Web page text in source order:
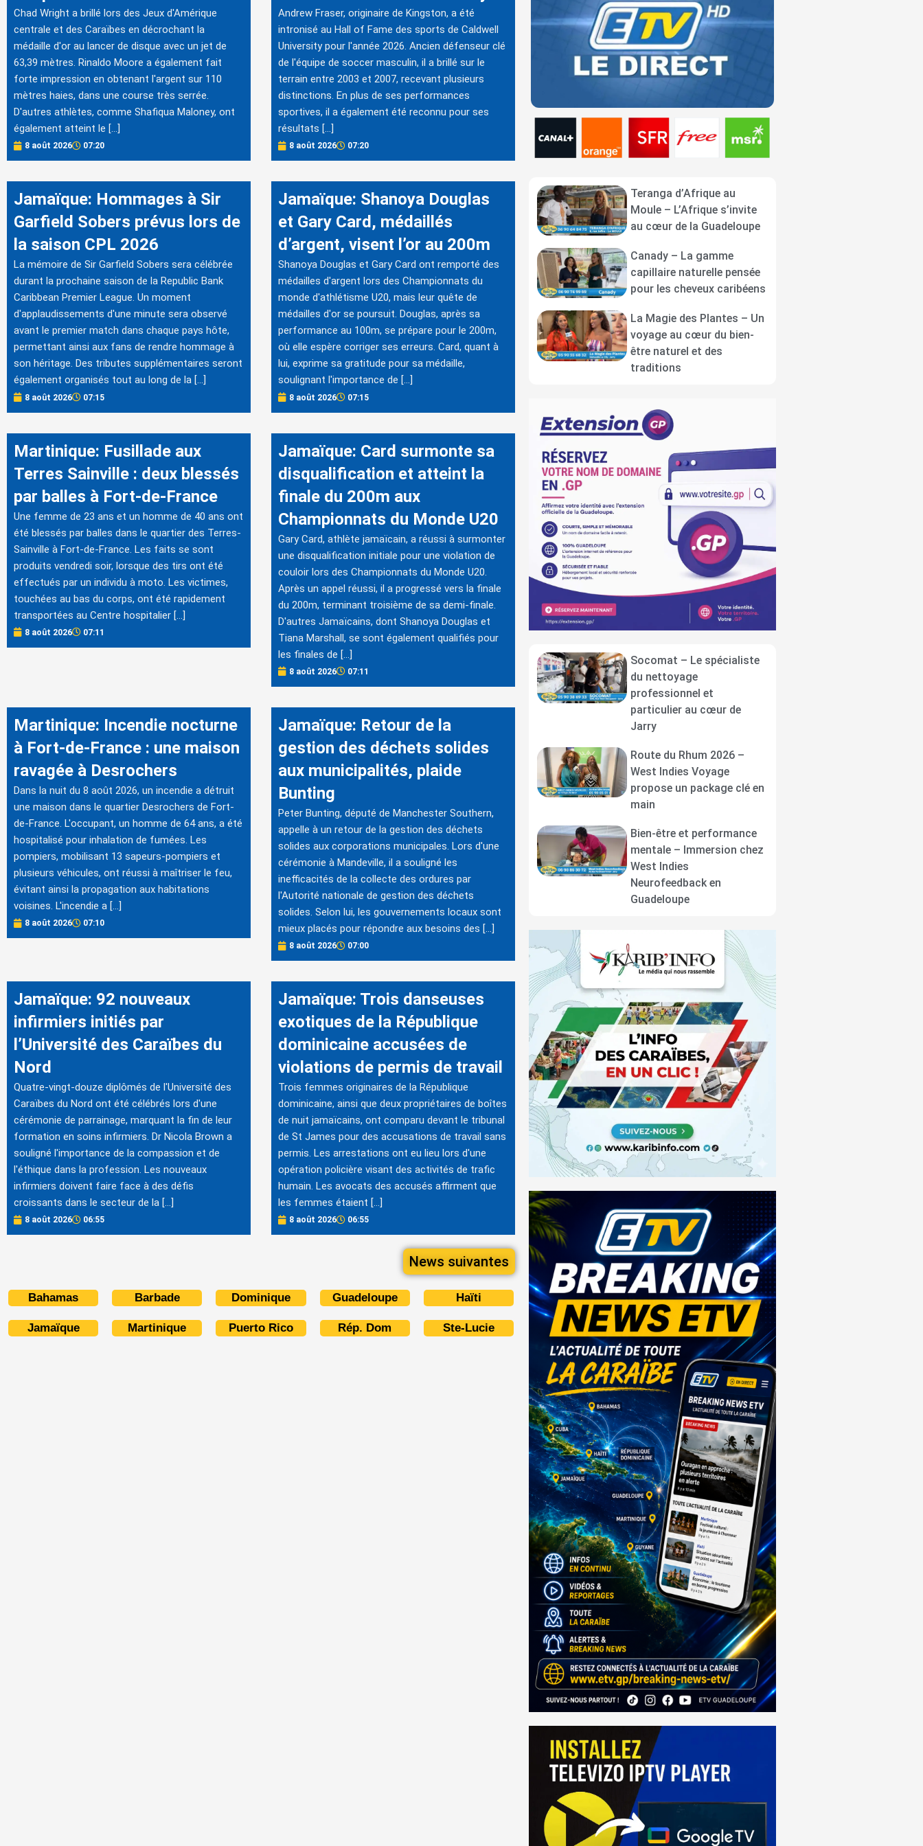
Chad Wright a brillé lors des Jeux d'Amérique
centrale et des Caraïbes en décrochant la
médaille d'or au lancer de disque avec un jet de
63,39 mètres. Rinaldo Moore a également fait
forte impression en obtenant l'argent sur 110
mètres haies, dans une course très serrée.
D'autres athlètes, comme Shafiqua Maloney, ont
également atteint le […]
8 août 2026 07:20
Andrew Fraser, originaire de Kingston, a été
intronisé au Hall of Fame des sports de Caldwell
University pour l'année 2026. Ancien défenseur clé
de l'équipe de soccer masculin, il a brillé sur le
terrain entre 2003 et 2007, recevant plusieurs
distinctions. En plus de ses performances
sportives, il a également été reconnu pour ses
résultats […]
8 août 2026 07:20
Jamaïque: Hommages à Sir
Garfield Sobers prévus lors de
la saison CPL 2026
La mémoire de Sir Garfield Sobers sera célébrée
durant la prochaine saison de la Republic Bank
Caribbean Premier League. Un moment
d'applaudissements d'une minute sera observé
avant le premier match dans chaque pays hôte,
permettant ainsi aux fans de rendre hommage à
son héritage. Des tributes supplémentaires seront
également organisés tout au long de la […]
8 août 2026 07:15
Jamaïque: Shanoya Douglas
et Gary Card, médaillés
d’argent, visent l’or au 200m
Shanoya Douglas et Gary Card ont remporté des
médailles d'argent lors des Championnats du
monde d'athlétisme U20, mais leur quête de
médailles d'or se poursuit. Douglas, après sa
performance au 100m, se prépare pour le 200m,
où elle espère corriger ses erreurs. Card, quant à
lui, exprime sa gratitude pour sa médaille,
soulignant l'importance de […]
8 août 2026 07:15
Martinique: Fusillade aux
Terres Sainville : deux blessés
par balles à Fort-de-France
Une femme de 23 ans et un homme de 40 ans ont
été blessés par balles dans le quartier des Terres-
Sainville à Fort-de-France. Les faits se sont
produits vendredi soir, lorsque des tirs ont été
effectués par un individu à moto. Les victimes,
touchées au bas du corps, ont été rapidement
transportées au Centre hospitalier […]
8 août 2026 07:11
Jamaïque: Card surmonte sa
disqualification et atteint la
finale du 200m aux
Championnats du Monde U20
Gary Card, athlète jamaïcain, a réussi à surmonter
une disqualification initiale pour une violation de
couloir lors des Championnats du Monde U20.
Après un appel réussi, il a progressé vers la finale
du 200m, terminant troisième de sa demi-finale.
D'autres Jamaïcains, dont Shanoya Douglas et
Tiana Marshall, se sont également qualifiés pour
les finales de […]
8 août 2026 07:11
Martinique: Incendie nocturne
à Fort-de-France : une maison
ravagée à Desrochers
Dans la nuit du 8 août 2026, un incendie a détruit
une maison dans le quartier Desrochers de Fort-
de-France. L'occupant, un homme de 64 ans, a été
hospitalisé pour inhalation de fumées. Les
pompiers, mobilisant 13 sapeurs-pompiers et
plusieurs véhicules, ont réussi à maîtriser le feu,
évitant ainsi la propagation aux habitations
voisines. L'incendie a […]
8 août 2026 07:10
Jamaïque: Retour de la
gestion des déchets solides
aux municipalités, plaide
Bunting
Peter Bunting, député de Manchester Southern,
appelle à un retour de la gestion des déchets
solides aux corporations municipales. Lors d'une
cérémonie à Mandeville, il a souligné les
inefficacités de la collecte des ordures par
l'Autorité nationale de gestion des déchets
solides. Selon lui, les gouvernements locaux sont
mieux placés pour répondre aux besoins des […]
8 août 2026 07:00
Jamaïque: 92 nouveaux
infirmiers initiés par
l’Université des Caraïbes du
Nord
Quatre-vingt-douze diplômés de l'Université des
Caraïbes du Nord ont été célébrés lors d'une
cérémonie de parrainage, marquant la fin de leur
formation en soins infirmiers. Dr Nicola Brown a
souligné l'importance de la compassion et de
l'éthique dans la profession. Les nouveaux
infirmiers doivent faire face à des défis
croissants dans le secteur de la […]
8 août 2026 06:55
Jamaïque: Trois danseuses
exotiques de la République
dominicaine accusées de
violations de permis de travail
Trois femmes originaires de la République
dominicaine, ainsi que deux propriétaires de boîtes
de nuit jamaïcains, ont comparu devant le tribunal
de St James pour des accusations de travail sans
permis. Les arrestations ont eu lieu lors d'une
opération policière visant des activités de trafic
humain. Les avocats des accusés affirment que
les femmes étaient […]
8 août 2026 06:55
News suivantes
Bahamas Barbade Dominique Guadeloupe Haïti
Jamaïque Martinique Puerto Rico Rép. Dom Ste-Lucie
Teranga d’Afrique au
Moule – L’Afrique s’invite
au cœur de la Guadeloupe
Canady – La gamme
capillaire naturelle pensée
pour les cheveux caribéens
La Magie des Plantes – Un
voyage au cœur du bien-
être naturel et des
traditions
Socomat – Le spécialiste
du nettoyage
professionnel et
particulier au cœur de
Jarry
Route du Rhum 2026 –
West Indies Voyage
propose un package clé en
main
Bien-être et performance
mentale – Immersion chez
West Indies
Neurofeedback en
Guadeloupe